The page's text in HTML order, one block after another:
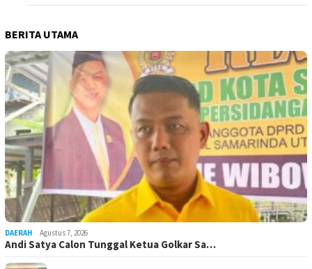
BERITA UTAMA
DAERAH Agustus 7, 2026
Andi Satya Calon Tunggal Ketua Golkar Sa…